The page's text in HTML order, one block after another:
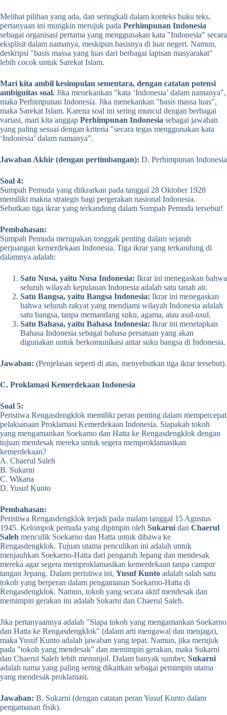
Melihat pilihan yang ada, dan seringkali dalam konteks buku teks,
pertanyaan ini mungkin merujuk pada Perhimpunan Indonesia
sebagai organisasi pertama yang menggunakan kata "Indonesia" secara
eksplisit dalam namanya, meskipun basisnya di luar negeri. Namun,
deskripsi "basis massa yang luas dari berbagai lapisan masyarakat"
lebih cocok untuk Sarekat Islam.
Mari kita ambil kesimpulan sementara, dengan catatan potensi
ambiguitas soal. Jika menekankan "kata ‘Indonesia’ dalam namanya",
maka Perhimpunan Indonesia. Jika menekankan "basis massa luas",
maka Sarekat Islam. Karena soal ini sering muncul dengan berbagai
variasi, mari kita anggap Perhimpunan Indonesia sebagai jawaban
yang paling sesuai dengan kriteria "secara tegas menggunakan kata
‘Indonesia’ dalam namanya".
Jawaban Akhir (dengan pertimbangan): D. Perhimpunan Indonesia
Soal 4:
Sumpah Pemuda yang diikrarkan pada tanggal 28 Oktober 1928
memiliki makna strategis bagi pergerakan nasional Indonesia.
Sebutkan tiga ikrar yang terkandung dalam Sumpah Pemuda tersebut!
Pembahasan:
Sumpah Pemuda merupakan tonggak penting dalam sejarah
perjuangan kemerdekaan Indonesia. Tiga ikrar yang terkandung di
dalamnya adalah:
Satu Nusa, yaitu Nusa Indonesia: Ikrar ini menegaskan bahwa
seluruh wilayah kepulauan Indonesia adalah satu tanah air.
Satu Bangsa, yaitu Bangsa Indonesia: Ikrar ini menegaskan
bahwa seluruh rakyat yang mendiami wilayah Indonesia adalah
satu bangsa, tanpa memandang suku, agama, atau asal-usul.
Satu Bahasa, yaitu Bahasa Indonesia: Ikrar ini menetapkan
Bahasa Indonesia sebagai bahasa persatuan yang akan
digunakan untuk berkomunikasi antar suku bangsa di Indonesia.
Jawaban: (Penjelasan seperti di atas, menyebutkan tiga ikrar tersebut).
C. Proklamasi Kemerdekaan Indonesia
Soal 5:
Peristiwa Rengasdengklok memiliki peran penting dalam mempercepat
pelaksanaan Proklamasi Kemerdekaan Indonesia. Siapakah tokoh
yang mengamankan Soekarno dan Hatta ke Rengasdengklok dengan
tujuan mendesak mereka untuk segera memproklamasikan
kemerdekaan?
A. Chaerul Saleh
B. Sukarni
C. Wikana
D. Yusuf Kunto
Pembahasan:
Peristiwa Rengasdengklok terjadi pada malam tanggal 15 Agustus
1945. Kelompok pemuda yang dipimpin oleh Sukarni dan Chaerul
Saleh menculik Soekarno dan Hatta untuk dibawa ke
Rengasdengklok. Tujuan utama penculikan ini adalah untuk
menjauhkan Soekarno-Hatta dari pengaruh Jepang dan mendesak
mereka agar segera memproklamasikan kemerdekaan tanpa campur
tangan Jepang. Dalam peristiwa ini, Yusuf Kunto adalah salah satu
tokoh yang berperan dalam pengamanan Soekarno-Hatta di
Rengasdengklok. Namun, tokoh yang secara aktif mendesak dan
memimpin gerakan ini adalah Sukarni dan Chaerul Saleh.
Jika pertanyaannya adalah "Siapa tokoh yang mengamankan Soekarno
dan Hatta ke Rengasdengklok" (dalam arti mengawal dan menjaga),
maka Yusuf Kunto adalah jawaban yang tepat. Namun, jika merujuk
pada "tokoh yang mendesak" dan memimpin gerakan, maka Sukarni
dan Chaerul Saleh lebih menonjol. Dalam banyak sumber, Sukarni
adalah nama yang paling sering dikaitkan sebagai pemimpin utama
yang mendesak proklamasi.
Jawaban: B. Sukarni (dengan catatan peran Yusuf Kunto dalam
pengamanan fisik).